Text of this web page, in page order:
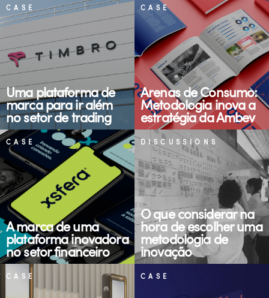
CASE
Uma plataforma de
marca para ir além
no setor de trading
CASE
Arenas de Consumo:
Metodologia inova a
estratégia da Ambev
CASE
A marca de uma
plataforma inovadora
no setor financeiro
DISCUSSIONS
O que considerar na
hora de escolher uma
metodologia de
inovação
CASE CASE